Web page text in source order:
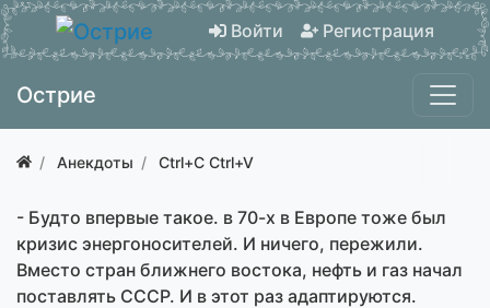
Войти Регистрация
Острие
Анекдоты Ctrl+C Ctrl+V
- Будто впервые такое. в 70-х в Европе тоже был
кризис энергоносителей. И ничего, пережили.
Вместо стран ближнего востока, нефть и газ начал
поставлять СССР. И в этот раз адаптируются.